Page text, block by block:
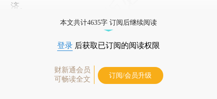
济。
本文共计4635字 订阅后继续阅读
登录 后获取已订阅的阅读权限
财新通会员
可畅读全文
订阅/会员升级